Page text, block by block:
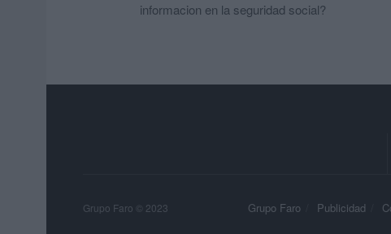
informacion en la seguridad social?
Grupo Faro Publicidad
Grupo Faro © 2023